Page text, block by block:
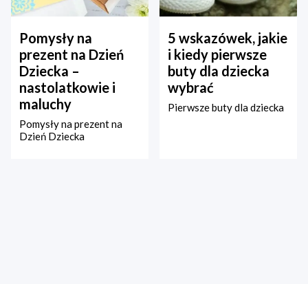
Pomysły na
prezent na Dzień
Dziecka –
nastolatkowie i
maluchy
Pomysły na prezent na
Dzień Dziecka
5 wskazówek, jakie
i kiedy pierwsze
buty dla dziecka
wybrać
Pierwsze buty dla dziecka